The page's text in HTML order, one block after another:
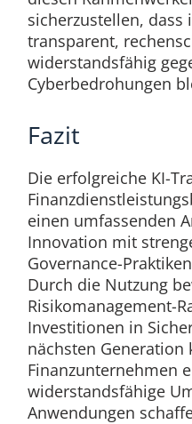
sicherzustellen, dass
transparent,
widerstandsfähig
Cyberbedrohungen
Fazit
Die erfolgreiche KI-
einen umfassenden
Innovation mit
Governance-
Durch die Nutzung
Risikomanagement-
Investitionen in
nächsten Generation
Finanzunternehmen
widerstandsfähige
Anwendungen